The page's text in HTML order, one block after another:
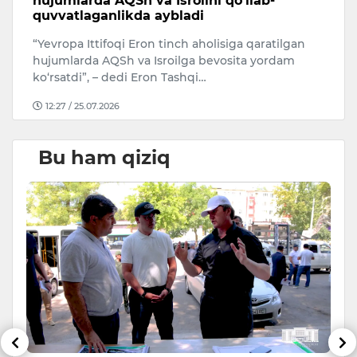
quvvatlaganlikda aybladi
“Yevropa Ittifoqi Eron tinch aholisiga qaratilgan
hujumlarda AQSh va Isroilga bevosita yordam
ko‘rsatdi”, – dedi Eron Tashqi…
12:27 / 25.07.2026
Bu ham qiziq